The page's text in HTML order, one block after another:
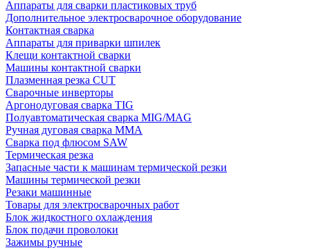
Аппараты для сварки пластиковых труб
Дополнительное электросварочное оборудование
Контактная сварка
Аппараты для приварки шпилек
Клещи контактной сварки
Машины контактной сварки
Плазменная резка CUT
Сварочные инверторы
Аргонодуговая сварка TIG
Полуавтоматическая сварка MIG/MAG
Ручная дуговая сварка MMA
Сварка под флюсом SAW
Термическая резка
Запасные части к машинам термической резки
Машины термической резки
Резаки машинные
Товары для электросварочных работ
Блок жидкостного охлаждения
Блок подачи проволоки
Зажимы ручные